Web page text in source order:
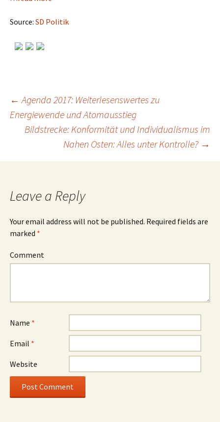
Source: SD Politik
Post
navigation
← Agenda 2017: Weiterlesenswertes zu
Energiewende und Atomausstieg
Bildstrecke: Konformität und Individualismus im
Nahen Osten: Alles unter Kontrolle? →
Leave a Reply
Your email address will not be published. Required fields are
marked *
Comment
Name *
Email *
Website